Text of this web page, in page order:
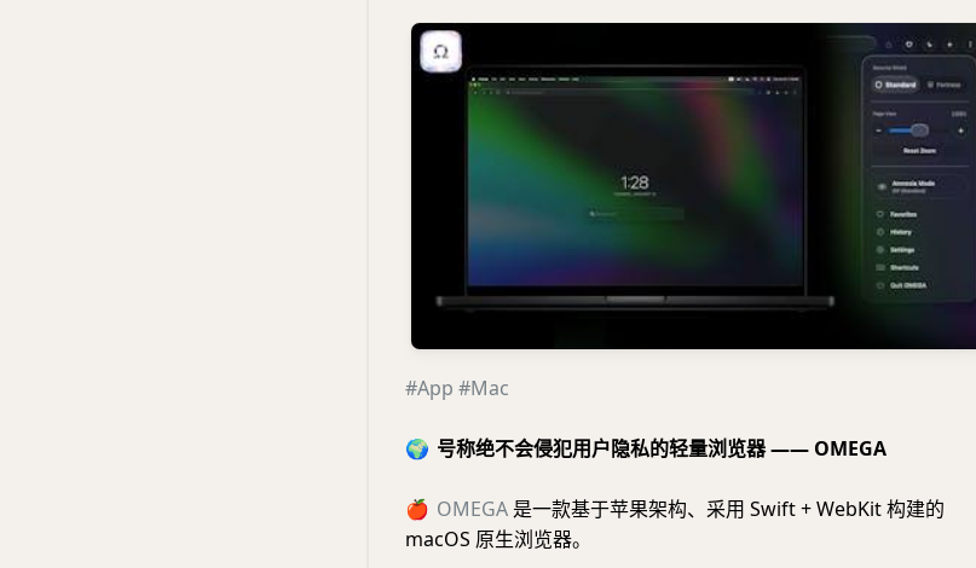
#App #Mac
🌍 号称绝不会侵犯用户隐私的轻量浏览器 —— OMEGA
🍎 OMEGA 是一款基于苹果架构、采用 Swift + WebKit 构建的
macOS 原生浏览器。